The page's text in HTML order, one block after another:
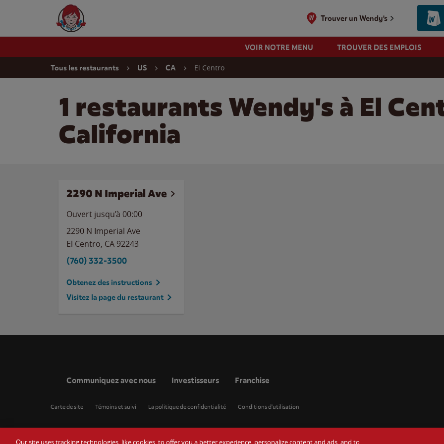
Wendy's Website Home
Trouver un Wendy's
VOIR NOTRE MENU TROUVER DES EMPLOIS
Return to NavTous les restaurants US CA El Centro
1 restaurants Wendy's à El
California
2290 N Imperial Ave
Ouvert jusqu’à 00:00
2290 N Imperial Ave
El Centro, CA 92243
(760) 332-3500
Obtenez des instructions
Visitez la page du restaurant
Communiquez avec nous Investisseurs Franchise
Carte de site Témoins et suivi La politique de confidentialité Conditions d'utilisation
Our site uses tracking technologies, like cookies, to offer you a better experience, personalize content and ads, and to